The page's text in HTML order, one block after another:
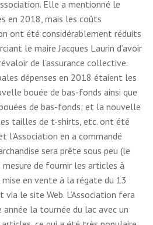
Elle a mentionné le
en 2018, mais les coûts
ont été considérablement réduits
le maire Jacques Laurin d’avoir
de l’assurance collective.
dépenses en 2018 étaient les
bouée de bas-fonds ainsi que
de bas-fonds; et la nouvelle
tailles de t-shirts, etc. ont été
l’Association en a commandé
sera prête sous peu (le
mesure de fournir les articles à
mise en vente à la régate du 13
le site Web. L’Association fera
la tournée du lac avec un